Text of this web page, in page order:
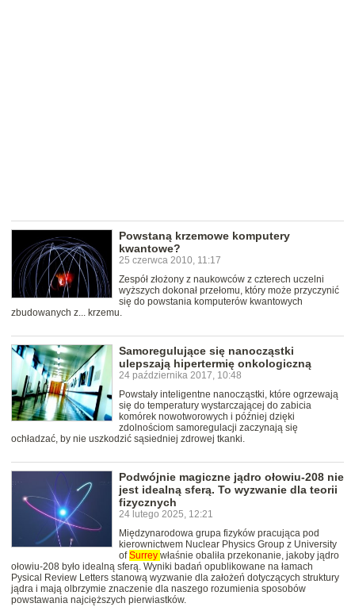
Powstaną krzemowe komputery
kwantowe?
25 czerwca 2010, 11:17
Zespół złożony z naukowców z czterech uczelni
wyższych dokonał przełomu, który może przyczynić
się do powstania komputerów kwantowych
zbudowanych z... krzemu.
Samoregulujące się nanocząstki
ulepszają hipertermię onkologiczną
24 października 2017, 10:48
Powstały inteligentne nanocząstki, które ogrzewają
się do temperatury wystarczającej do zabicia
komórek nowotworowych i później dzięki
zdolnościom samoregulacji zaczynają się
ochładzać, by nie uszkodzić sąsiedniej zdrowej tkanki.
Podwójnie magiczne jądro ołowiu-208 nie
jest idealną sferą. To wyzwanie dla teorii
fizycznych
24 lutego 2025, 12:21
Międzynarodowa grupa fizyków pracująca pod
kierownictwem Nuclear Physics Group z University
ofSurrey właśnie obaliła przekonanie, jakoby jądro
ołowiu-208 było idealną sferą. Wyniki badań opublikowane na łamach
Pysical Review Letters stanową wyzwanie dla założeń dotyczących struktury
jądra i mają olbrzymie znaczenie dla naszego rozumienia sposobów
powstawania najcięższych pierwiastków.